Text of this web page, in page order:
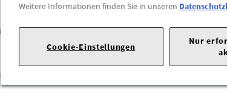
Benz AG |Mercedesstr. 120 |70723 Stuttgart |Tel:
Ersatzteil bei Ihrem Fahrzeug passt?
Weitere Informationen finden Sie in unseren
Cookie-Einstellungen
Nur